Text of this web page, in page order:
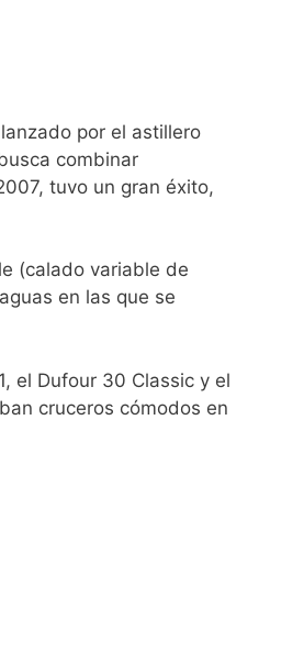
por el astillero
combinar
tuvo un gran éxito,
(calado variable de
en las que se
el Dufour 30 Classic y el
cruceros cómodos en